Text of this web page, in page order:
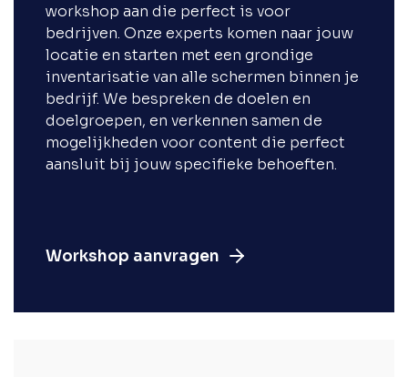
workshop aan die perfect is voor
bedrijven. Onze experts komen naar jouw
locatie en starten met een grondige
inventarisatie van alle schermen binnen je
bedrijf. We bespreken de doelen en
doelgroepen, en verkennen samen de
mogelijkheden voor content die perfect
aansluit bij jouw specifieke behoeften.
Workshop aanvragen